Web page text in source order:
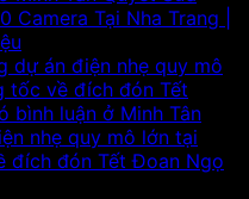
Camera Tại Nha Trang |
dự án điện nhẹ quy mô
tốc về đích đón Tết
bình luận ở Minh Tân
nhẹ quy mô lớn tại
đích đón Tết Đoan Ngọ